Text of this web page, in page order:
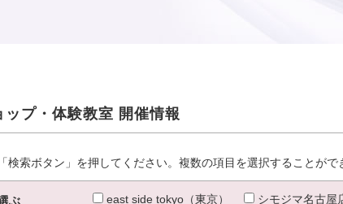
ップ・体験教室 開催情報
検索ボタン」を押してください。複数の項目を選択することがで
ぶ east side tokyo（東京） シモジマ名古屋